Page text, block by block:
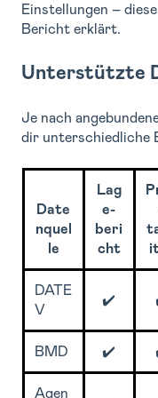
Einstellungen –
Bericht erklärt.
Unterstützte
Je nach
dir unterschiedliche
Date
nquel
le
Lag
e-
beri
cht
DATE
V
✔️
BMD ✔️
Agen